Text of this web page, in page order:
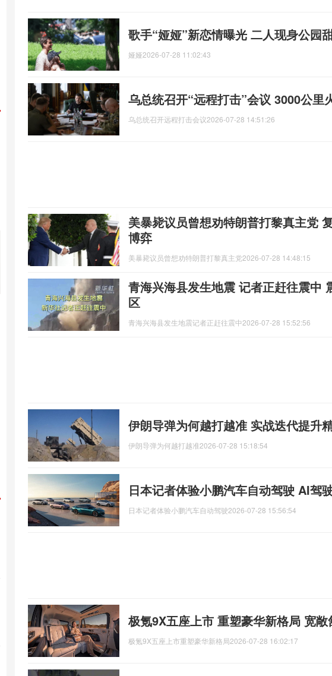
歌手“娅娅”新恋情曝光 二人现身公园
娅娅2026-07-28 11:02:43
乌总统召开“远程打击”会议 3000公里
乌总统召开远程打击会议2026-07-28 14:51:26
美暴毙议员曾想劝特朗普打黎真主党
博弈
美暴毙议员曾想劝特朗普打黎真主党2026-07-28 14:48:15
青海兴海县发生地震 记者正赶往震中
区
青海兴海县发生地震记者正赶往震中2026-07-28 15:52:56
伊朗导弹为何越打越准 实战迭代提升
伊朗导弹为何越打越准2026-07-28 15:18:54
日本记者体验小鹏汽车自动驾驶 AI驾
日本记者体验小鹏汽车自动驾驶2026-07-28 15:56:54
极氪9X五座上市 重塑豪华新格局 宽
极氪9X五座上市重塑豪华新格局2026-07-28 16:02:17